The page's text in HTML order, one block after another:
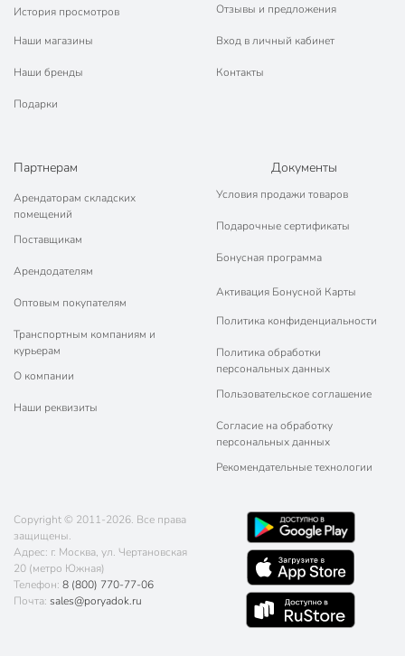
История просмотров
Наши магазины
Наши бренды
Подарки
Отзывы и предложения
Вход в личный кабинет
Контакты
Партнерам
Арендаторам складских
помещений
Поставщикам
Арендодателям
Оптовым покупателям
Транспортным компаниям и
курьерам
О компании
Наши реквизиты
Документы
Условия продажи товаров
Подарочные сертификаты
Бонусная программа
Активация Бонусной Карты
Политика конфиденциальности
Политика обработки
персональных данных
Пользовательское соглашение
Согласие на обработку
персональных данных
Рекомендательные технологии
Copyright © 2011-2026. Все права
защищены.
Адрес: г. Москва, ул. Чертановская
20 (метро Южная)
Телефон: 8 (800) 770-77-06
Почта: sales@poryadok.ru